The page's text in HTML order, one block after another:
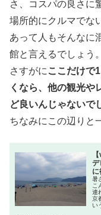
さ、コスパの良さに
場所的にクルマでな
あって人もそんなに
館と言えるでしょう。
さすがに ここだけで
くなら、他の観光や
ど良いんじゃないで
ちなみにこの辺りと
デ
に
暑
こ
連
京
い